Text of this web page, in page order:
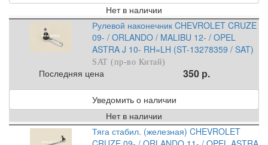
Нет в наличии
Рулевой наконечник CHEVROLET CRUZE
09- / ORLANDO / MALIBU 12- / OPEL
ASTRA J 10- RH=LH (ST-13278359 / SAT)
SAT (пр-во Китай)
Последняя цена 350 р.
Уведомить о наличии
Нет в наличии
Тяга стабил. (железная) CHEVROLET